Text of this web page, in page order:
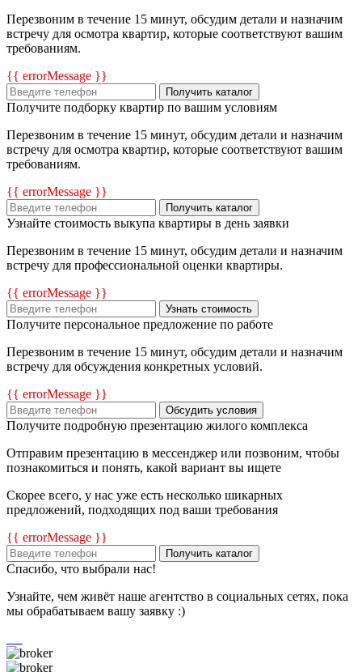
Перезвоним в течение 15 минут, обсудим детали и назначим
встречу для осмотра квартир, которые соответствуют вашим
требованиям.
{{ errorMessage }}
Получить каталог
Получите подборку квартир по вашим условиям
Перезвоним в течение 15 минут, обсудим детали и назначим
встречу для осмотра квартир, которые соответствуют вашим
требованиям.
{{ errorMessage }}
Получить каталог
Узнайте стоимость выкупа квартиры в день заявки
Перезвоним в течение 15 минут, обсудим детали и назначим
встречу для профессиональной оценки квартиры.
{{ errorMessage }}
Узнать стоимость
Получите персональное предложение по работе
Перезвоним в течение 15 минут, обсудим детали и назначим
встречу для обсуждения конкретных условий.
{{ errorMessage }}
Обсудить условия
Получите подробную презентацию жилого комплекса
Отправим презентацию в мессенджер или позвоним, чтобы
познакомиться и понять, какой вариант вы ищете
Скорее всего, у нас уже есть несколько шикарных
предложений, подходящих под ваши требования
{{ errorMessage }}
Получить каталог
Спасибо, что выбрали нас!
Узнайте, чем живёт наше агентство в социальных сетях, пока
мы обрабатываем вашу заявку :)